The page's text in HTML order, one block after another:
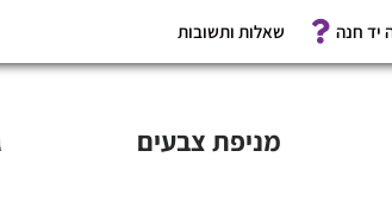
יד חנה שאלות ותשובות
מניפת צבעים